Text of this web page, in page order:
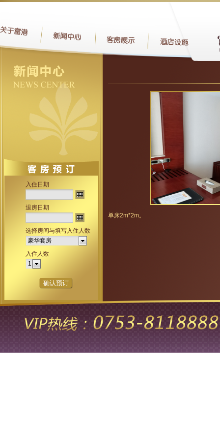
入住日期
退房日期
选择房间与填写入住人数
豪华套房
入住人数
1
单床2m*2m。